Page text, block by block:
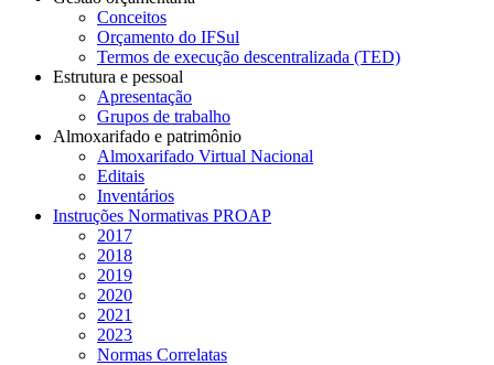
Conceitos
Orçamento do IFSul
Termos de execução descentralizada (TED)
Estrutura e pessoal
Apresentação
Grupos de trabalho
Almoxarifado e patrimônio
Almoxarifado Virtual Nacional
Editais
Inventários
Instruções Normativas PROAP
2017
2018
2019
2020
2021
2023
Normas Correlatas